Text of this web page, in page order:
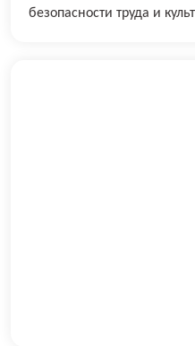
безопасности труда и